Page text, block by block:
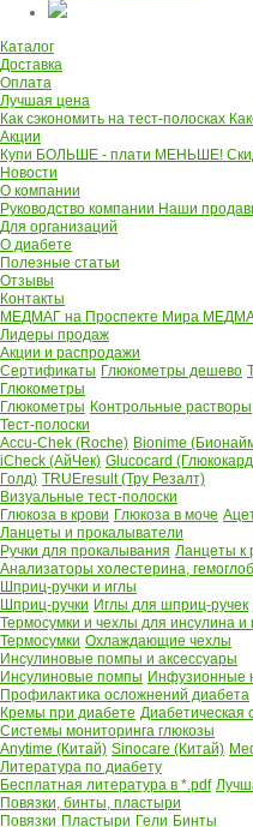
Каталог
Доставка
Оплата
Лучшая цена
Как сэкономить на тест-полосках
Акции
Купи БОЛЬШЕ - плати МЕНЬШЕ!
Новости
О компании
Руководство компании Наши
Для организаций
О диабете
Полезные статьи
Отзывы
Контакты
МЕДМАГ на Проспекте Мира
Лидеры продаж
Акции и распродажи
Сертификаты Глюкометры дешево
Глюкометры
Глюкометры Контрольные растворы
Тест-полоски
Accu-Chek (Roche) Bionime
iCheck (АйЧек) Glucocard
Голд) TRUEresult (Тру Резалт)
Визуальные тест-полоски
Глюкоза в крови Глюкоза в моче
Ланцеты и прокалыватели
Ручки для прокалывания Ланцеты к
Анализаторы холестерина,
Шприц-ручки и иглы
Шприц-ручки Иглы для шприц-ручек
Термосумки и чехлы для инсулина и
Термосумки Охлаждающие чехлы
Инсулиновые помпы и аксессуары
Инсулиновые помпы Инфузионные
Профилактика осложнений диабета
Кремы при диабете Диабетическая
Системы мониторинга глюкозы
Anytime (Китай) Sinocare (Китай)
Литература по диабету
Бесплатная литература в *.pdf
Повязки, бинты, пластыри
Повязки Пластыри Гели Бинты